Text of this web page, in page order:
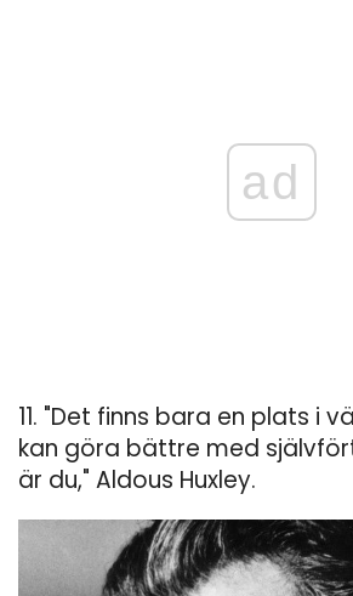
ad
11. "Det finns bara en plats i
kan göra bättre med
är du," Aldous Huxley.